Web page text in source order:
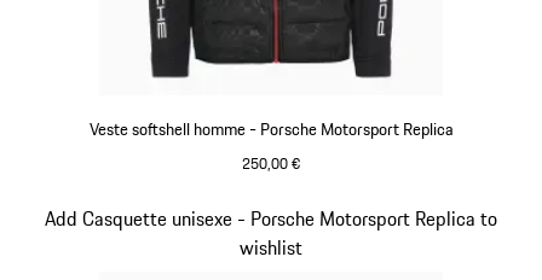
Veste softshell homme - Porsche Motorsport Replica
250,00 €
Add Casquette unisexe - Porsche Motorsport Replica to
wishlist
Diapositive 14 sur 20